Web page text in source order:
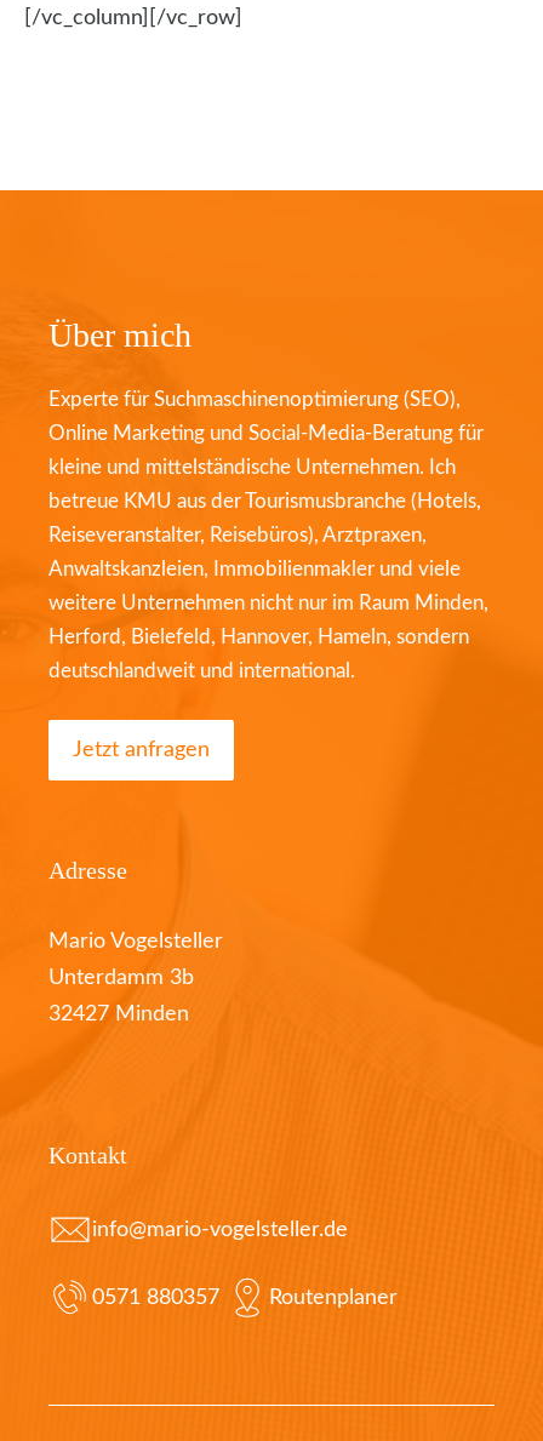
[/vc_column][/vc_row]
Über mich
Experte für Suchmaschinenoptimierung (SEO),
Online Marketing und Social-Media-Beratung für
kleine und mittelständische Unternehmen. Ich
betreue KMU aus der Tourismusbranche (Hotels,
Reiseveranstalter, Reisebüros), Arztpraxen,
Anwaltskanzleien, Immobilienmakler und viele
weitere Unternehmen nicht nur im Raum Minden,
Herford, Bielefeld, Hannover, Hameln, sondern
deutschlandweit und international.
Jetzt anfragen
Adresse
Mario Vogelsteller
Unterdamm 3b
32427 Minden
Kontakt
info@mario-vogelsteller.de
0571 880357 Routenplaner